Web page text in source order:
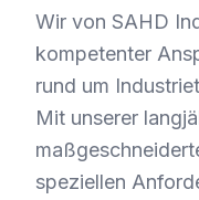
Wir von SAHD
kompetenter
rund um
Mit unserer
speziellen